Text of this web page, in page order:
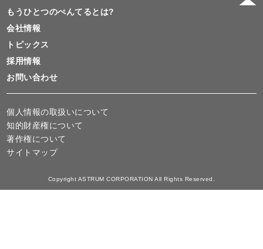
もうひとつのぺんてるとは?
会社情報
トピックス
採用情報
お問い合わせ
個人情報の取扱いについて
知的財産権について
著作権について
サイトマップ
Copyright ASTRUM CORPORATION All Rights Reserved.